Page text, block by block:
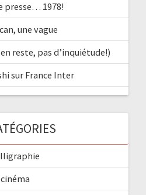
presse… 1978!
une vague
reste, pas d’inquiétude!)
sur France Inter
cinéma